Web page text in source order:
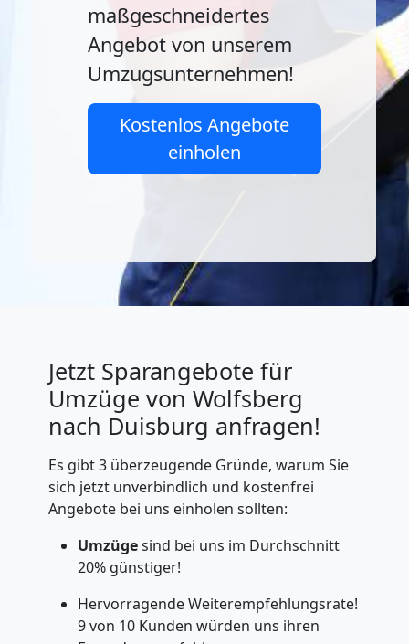
maßgeschneidertes
Angebot von unserem
Umzugsunternehmen!
Kostenlos Angebote
einholen
Jetzt Sparangebote für
Umzüge von Wolfsberg
nach Duisburg anfragen!
Es gibt 3 überzeugende Gründe, warum Sie
sich jetzt unverbindlich und kostenfrei
Angebote bei uns einholen sollten:
Umzügesind bei uns im Durchschnitt
20% günstiger!
Hervorragende Weiterempfehlungsrate!
9 von 10 Kunden würden uns ihren